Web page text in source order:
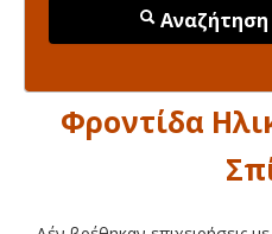
Αναζήτηση
Φροντίδα